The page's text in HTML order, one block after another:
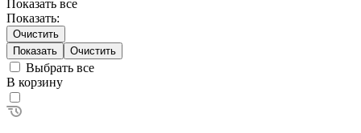
Показать все
Показать:
Очистить
Очистить
Выбрать все
В корзину